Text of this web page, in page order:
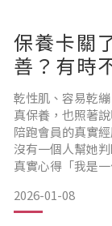
保養卡關
善？有時
人幫你整
乾性肌、容易乾
真保養，也照著
陪跑會員的真實
沒有一個人幫她
真實心得「我是
究，是因為在查
的官網後發現他
2026-01-08